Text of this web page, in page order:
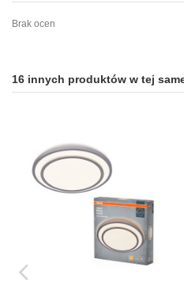
Brak ocen
16 innych produktów w tej